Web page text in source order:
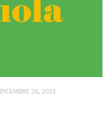
DICEMBRE 26, 2023